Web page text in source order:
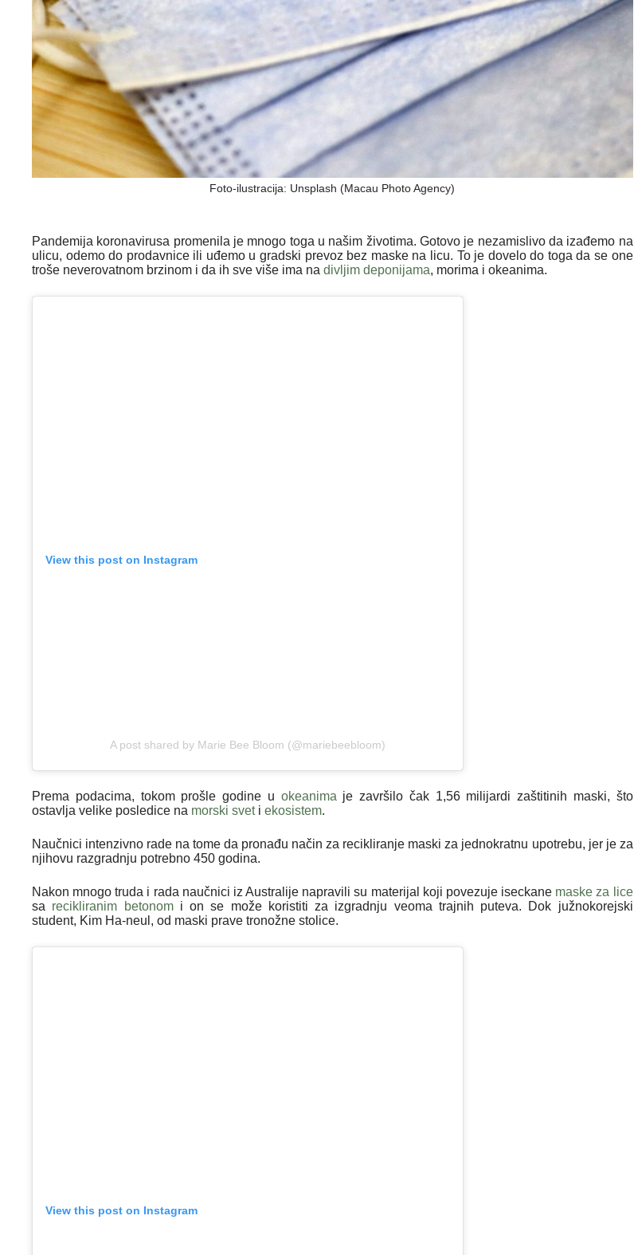
Foto-ilustracija: Unsplash (Macau Photo Agency)
Pandemija koronavirusa promenila je mnogo toga u našim životima. Gotovo je nezamislivo da izađemo na
ulicu, odemo do prodavnice ili uđemo u gradski prevoz bez maske na licu. To je dovelo do toga da se one
troše neverovatnom brzinom i da ih sve više ima na divljim deponijama, morima i okeanima.
View this post on Instagram
A post shared by Marie Bee Bloom (@mariebeebloom)
Prema podacima, tokom prošle godine u okeanima je završilo čak 1,56 milijardi zaštitinih maski, što
ostavlja velike posledice na morski sveti ekosistem.
Naučnici intenzivno rade na tome da pronađu način za recikliranje maski za jednokratnu upotrebu, jer je za
njihovu razgradnju potrebno 450 godina.
Nakon mnogo truda i rada naučnici iz Australije napravili su materijal koji povezuje iseckane maske za lice
sa recikliranim betonomi on se može koristiti za izgradnju veoma trajnih puteva. Dok južnokorejski
student, Kim Ha-neul, od maski prave tronožne stolice.
View this post on Instagram